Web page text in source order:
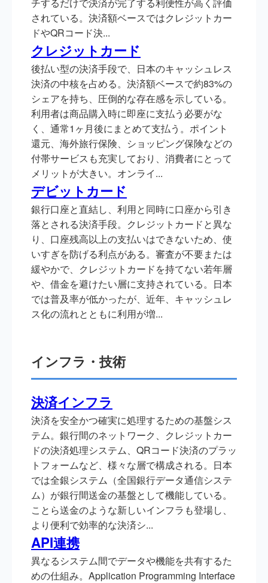
されている。決済額ベースではクレジットカー
ドやQRコード決...
クレジットカード
後払い型の決済手段で、日本のキャッシュレス
決済の中核を占める。決済額ベースで約83%の
シェアを持ち、圧倒的な存在感を示している。
利用者は商品購入時に即座に支払う必要がな
く、通常1ヶ月後にまとめて支払う。ポイント
還元、海外旅行保険、ショッピング保険などの
付帯サービスも充実しており、消費者にとって
メリットが大きい。オンライ...
デビットカード
銀行口座と直結し、利用と同時に口座から引き
落とされる決済手段。クレジットカードと異な
り、口座残高以上の支払いはできないため、使
いすぎを防げる利点がある。審査が不要または
緩やかで、クレジットカードを持てない若年層
や、借金を避けたい層に支持されている。日本
では普及率が低かったが、近年、キャッシュレ
ス化の流れとともに利用が増...
インフラ・技術
決済インフラ
決済を安全かつ確実に処理するための基盤シス
テム。銀行間のネットワーク、クレジットカー
ドの決済処理システム、QRコード決済のプラッ
トフォームなど、様々な層で構成される。日本
では全銀システム（全国銀行データ通信システ
ム）が銀行間送金の基盤として機能している。
ことら送金のような新しいインフラも登場し、
より便利で効率的な決済シ...
API連携
異なるシステム間でデータや機能を共有するた
めの仕組み。Application Programming Interface